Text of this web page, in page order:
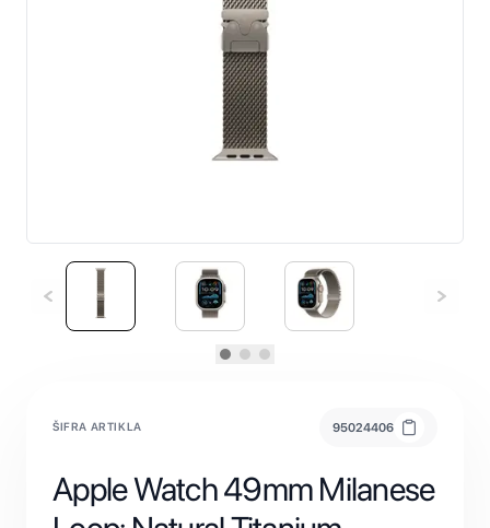
ŠIFRA ARTIKLA 95024406
Apple Watch 49mm Milanese